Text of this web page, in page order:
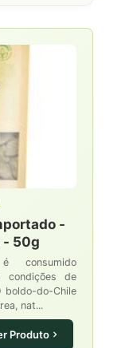
-
- 50g
consumido
condições de
boldo-do-Chile
nat...
Produto